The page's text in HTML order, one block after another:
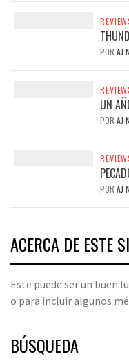
POR AJ
UN
POR AJ
POR AJ
ACERCA DE ESTE
Este puede ser un buen
o para incluir algunos
BÚSQUEDA